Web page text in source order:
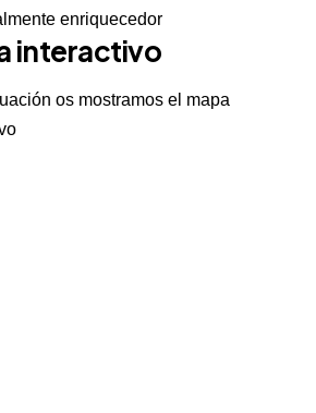
enriquecedor
interactivo
os mostramos el mapa